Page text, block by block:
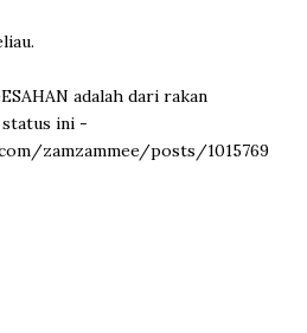
adalah dari rakan
status ini -
zamzammee/posts/1015769